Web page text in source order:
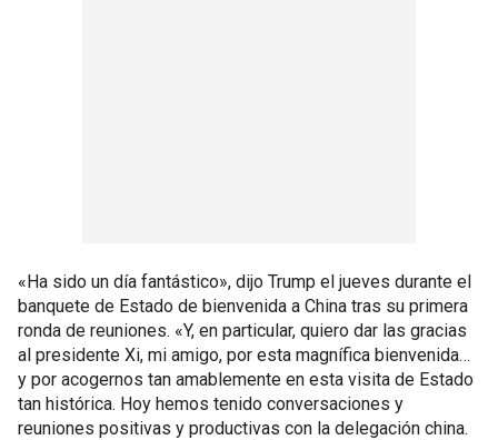
«Ha sido un día fantástico», dijo Trump el jueves durante el
banquete de Estado de bienvenida a China tras su primera
ronda de reuniones. «Y, en particular, quiero dar las gracias
al presidente Xi, mi amigo, por esta magnífica bienvenida…
y por acogernos tan amablemente en esta visita de Estado
tan histórica. Hoy hemos tenido conversaciones y
reuniones positivas y productivas con la delegación china.